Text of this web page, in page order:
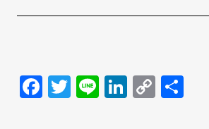
Facebook
Twitter
LineLinkedIn
Copy
Link
共